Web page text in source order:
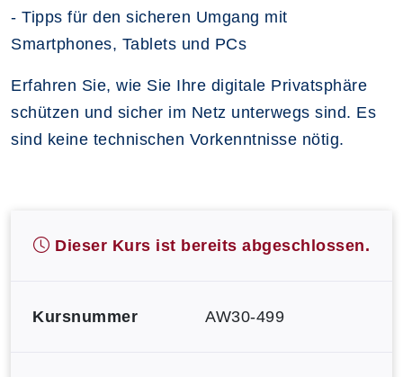
- Tipps für den sicheren Umgang mit
Smartphones, Tablets und PCs
Erfahren Sie, wie Sie Ihre digitale Privatsphäre
schützen und sicher im Netz unterwegs sind. Es
sind keine technischen Vorkenntnisse nötig.
Dieser Kurs ist bereits abgeschlossen.
Kursnummer AW30-499